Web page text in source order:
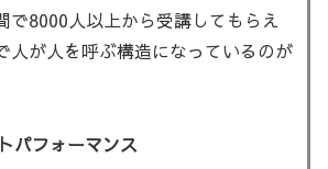
で8000人以上から受講してもらえ
人が人を呼ぶ構造になっているのが
パフォーマンス